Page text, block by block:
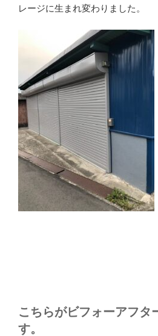
レージに生まれ変わりました。
こちらがビフォーアフタ
す。